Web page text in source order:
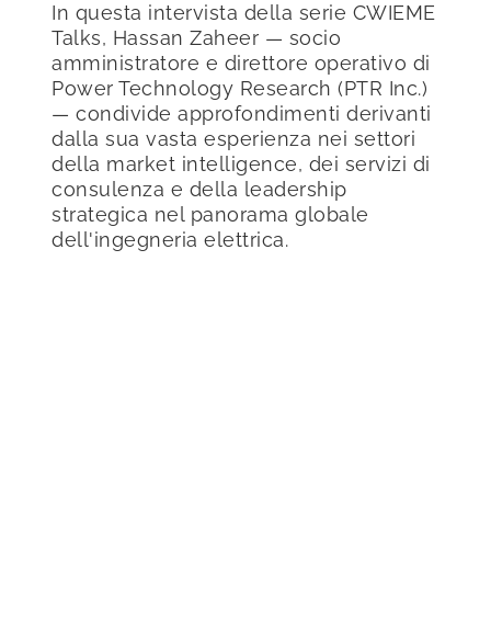
In questa intervista della serie CWIEME
Talks, Hassan Zaheer — socio
amministratore e direttore operativo di
Power Technology Research (PTR Inc.)
— condivide approfondimenti derivanti
dalla sua vasta esperienza nei settori
della market intelligence, dei servizi di
consulenza e della leadership
strategica nel panorama globale
dell'ingegneria elettrica.